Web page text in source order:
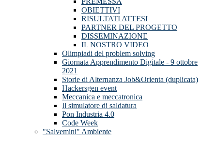
OBIETTIVI
RISULTATI ATTESI
PARTNER DEL PROGETTO
DISSEMINAZIONE
IL NOSTRO VIDEO
Olimpiadi del problem solving
Giornata Apprendimento Digitale - 9 ottobre
2021
Storie di Alternanza Job&Orienta (duplicata)
Hackersgen event
Meccanica e meccatronica
Il simulatore di saldatura
Pon Industria 4.0
Code Week
"Salvemini" Ambiente